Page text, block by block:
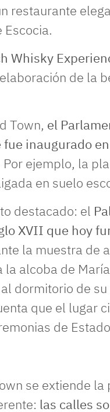
restaurante
Whisky
de la
Town, el
inaugurado
ejemplo, la
en suelo
destacado: el
XVII que hoy
la muestra de
la alcoba de
dormitorio de
que el lugar
de
se extiende
las calles